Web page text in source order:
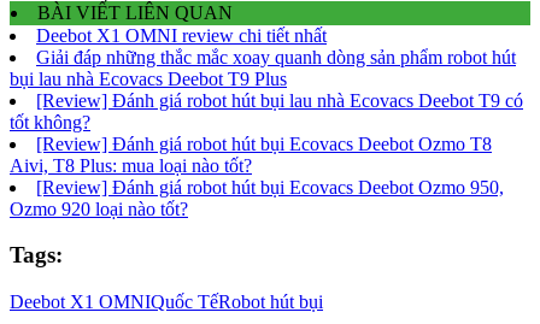
BÀI VIẾT LIÊN QUAN
Deebot X1 OMNI review chi tiết nhất
Giải đáp những thắc mắc xoay quanh dòng sản phẩm robot hút
bụi lau nhà Ecovacs Deebot T9 Plus
[Review] Đánh giá robot hút bụi lau nhà Ecovacs Deebot T9 có
tốt không?
[Review] Đánh giá robot hút bụi Ecovacs Deebot Ozmo T8
Aivi, T8 Plus: mua loại nào tốt?
[Review] Đánh giá robot hút bụi Ecovacs Deebot Ozmo 950,
Ozmo 920 loại nào tốt?
Tags:
Deebot X1 OMNIQuốc TếRobot hút bụi